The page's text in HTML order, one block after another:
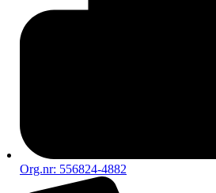
Org.nr: 556824-4882